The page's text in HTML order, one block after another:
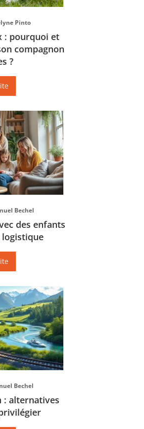
Pinto
: pourquoi et
compagnon
?
Bechel
des enfants
logistique
Bechel
: alternatives